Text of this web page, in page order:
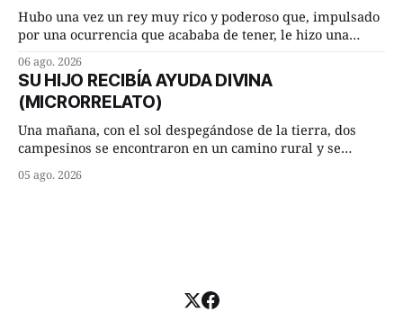
morada cundo comenzó a llover
Hubo una vez un rey muy rico y poderoso que, impulsado
por una ocurrencia que acababa de tener, le hizo una
Dime, hombre sabio, ¿qué es el amor según tú? Su
consejero, que era muy prudente y astuto le respondió de
inmediato:
06 ago. 2026
SU HIJO RECIBÍA AYUDA DIVINA
(MICRORRELATO)
Una mañana, con el sol despegándose de la tierra, dos
campesinos se encontraron en un camino rural y se
remolachas, Manuel? —quiso saber uno. —Eso acabo de
05 ago. 2026